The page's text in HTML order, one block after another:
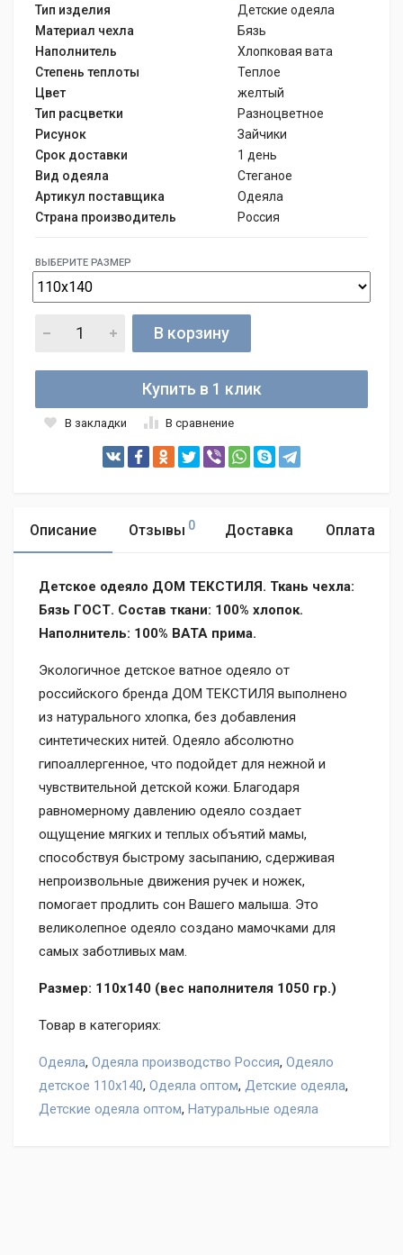
Тип изделия
Детские одеяла
Материал чехла
Бязь
Наполнитель
Хлопковая вата
Степень теплоты
Теплое
Цвет
желтый
Тип расцветки
Разноцветное
Рисунок
Зайчики
Срок доставки
1 день
Вид одеяла
Стеганое
Артикул поставщика
Одеяла
Страна производитель
Россия
ВЫБЕРИТЕ РАЗМЕР
В корзину
Купить в 1 клик
В закладки В сравнение
Описание Отзывы 0 Доставка Оплата
Детское одеяло ДОМ ТЕКСТИЛЯ. Ткань чехла:
Бязь ГОСТ. Состав ткани: 100% хлопок.
Наполнитель: 100% ВАТА прима.
Экологичное детское ватное одеяло от
российского бренда ДОМ ТЕКСТИЛЯ выполнено
из натурального хлопка, без добавления
синтетических нитей. Одеяло абсолютно
гипоаллергенное, что подойдет для нежной и
чувствительной детской кожи. Благодаря
равномерному давлению одеяло создает
ощущение мягких и теплых объятий мамы,
способствуя быстрому засыпанию, сдерживая
непроизвольные движения ручек и ножек,
помогает продлить сон Вашего малыша. Это
великолепное одеяло создано мамочками для
самых заботливых мам.
Размер: 110x140 (вес наполнителя 1050 гр.)
Товар в категориях:
Одеяла, Одеяла производство Россия, Одеяло
детское 110х140, Одеяла оптом, Детские одеяла,
Детские одеяла оптом, Натуральные одеяла